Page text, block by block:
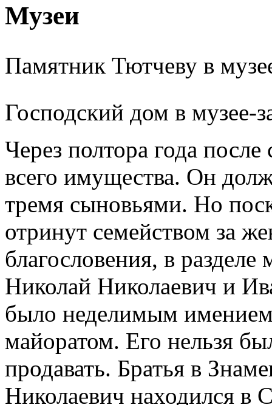
Музеи
Памятник Тютчеву в
Господский дом в музее-
Через полтора года
всего имущества. Он
тремя сыновьями. Но
отринут семейством за
благословения, в разделе
Николай Николаевич и
было неделимым
майоратом. Его нельзя
продавать. Братья в
Николаевич находился в